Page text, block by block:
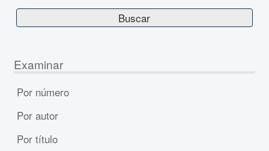
Examinar
Por número
Por autor
Por título